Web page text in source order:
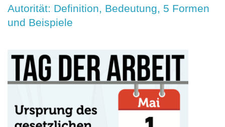
Autorität: Definition, Bedeutung, 5 Formen
und Beispiele